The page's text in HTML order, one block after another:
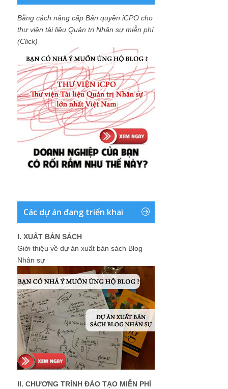
Bằng cách nâng cấp Bản quyền iCPO cho
thư viện tài liệu Quản trị Nhân sự miễn phí
(Click)
Các dự án đang triển khai
I. XUẤT BẢN SÁCH
Giới thiệu về dự án xuất bản sách Blog
Nhân sự
II. CHƯƠNG TRÌNH ĐÀO TẠO MIỄN PHÍ